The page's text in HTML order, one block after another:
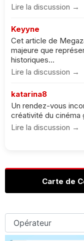
Lire la discussion →
Keyyne
Cet article de
majeure que
historiques...
Lire la discussion →
katarina8
Un rendez-vous
créativité du cinéma
Lire la discussion →
Carte de